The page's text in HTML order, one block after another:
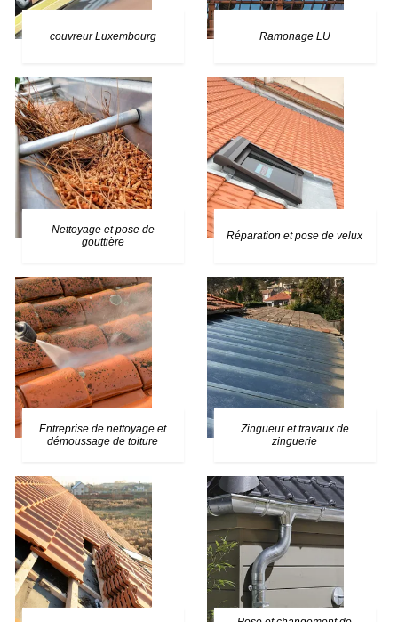
couvreur Luxembourg Ramonage LU
Nettoyage et pose de
gouttière
Réparation et pose de velux
Entreprise de nettoyage et
démoussage de toiture
Zingueur et travaux de
zinguerie